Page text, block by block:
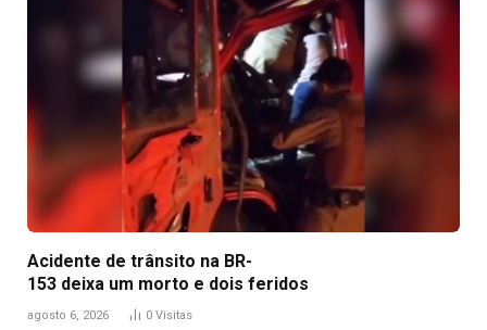
Acidente de trânsito na BR-
153 deixa um morto e dois feridos
agosto 6, 2026 0 Visitas